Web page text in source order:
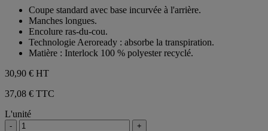
étoiles.
Coupe standard avec base incurvée à l'arrière.
Manches longues.
Encolure ras-du-cou.
Technologie Aeroready : absorbe la transpiration.
Matière : Interlock 100 % polyester recyclé.
30,90 € HT
37,08 € TTC
L'unité
- +